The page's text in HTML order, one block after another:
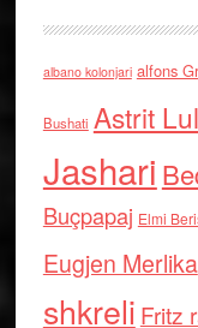
albano kolonjari alfons
Bushati Astrit
Jashari
Buçpapaj Elmi
Eugjen Merlika
shkreli Fritz